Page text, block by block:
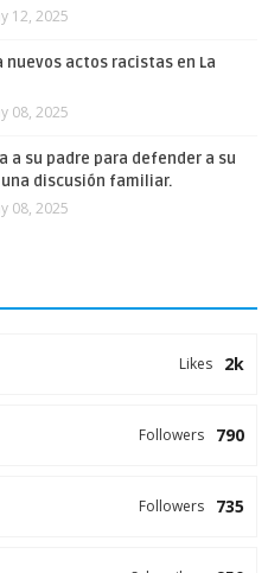
12, 2025
nuevos actos racistas en La
08, 2025
a su padre para defender a su
discusión familiar.
08, 2025
2k
Likes
790
Followers
735
Followers